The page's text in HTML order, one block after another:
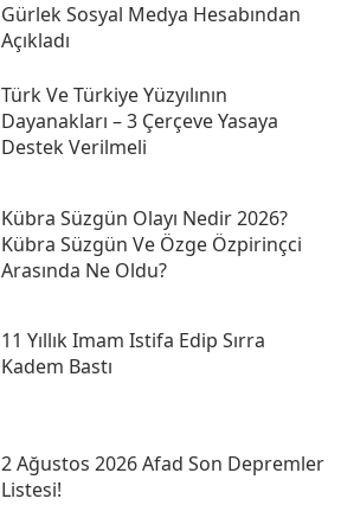
Gürlek Sosyal Medya Hesabından
Açıkladı
Türk Ve Türkiye Yüzyılının
Dayanakları – 3 Çerçeve Yasaya
Destek Verilmeli
Kübra Süzgün Olayı Nedir 2026?
Kübra Süzgün Ve Özge Özpirinçci
Arasında Ne Oldu?
11 Yıllık Imam Istifa Edip Sırra
Kadem Bastı
2 Ağustos 2026 Afad Son Depremler
Listesi!